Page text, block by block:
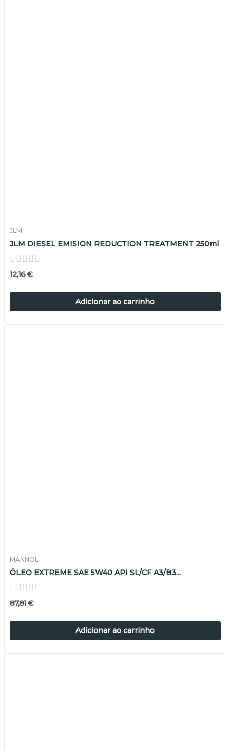
JLM
JLM DIESEL EMISION REDUCTION TREATMENT 250ml
12,16 €
Adicionar ao carrinho
MANNOL
ÓLEO EXTREME SAE 5W40 API SL/CF A3/B3...
87,81 €
Adicionar ao carrinho